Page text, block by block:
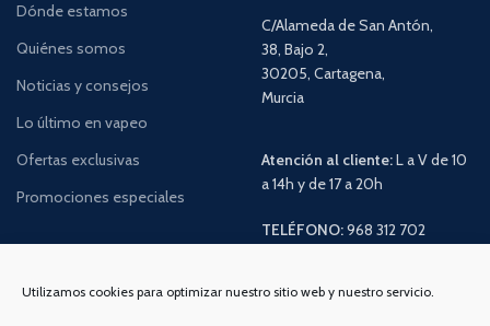
Utilizamos cookies para optimizar nuestro sitio web y nuestro servicio.
Dónde estamos
Quiénes somos
Noticias y consejos
Lo último en vapeo
Ofertas exclusivas
Promociones especiales
C/Alameda de San Antón,
38, Bajo 2,
30205, Cartagena,
Murcia
Atención al cliente:L a V de 10
a 14h y de 17 a 20h
TELÉFONO:968 312 702